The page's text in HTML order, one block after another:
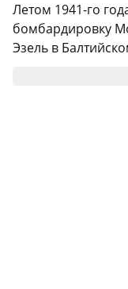
Летом 1941-го
бомбардировку
Эзель в